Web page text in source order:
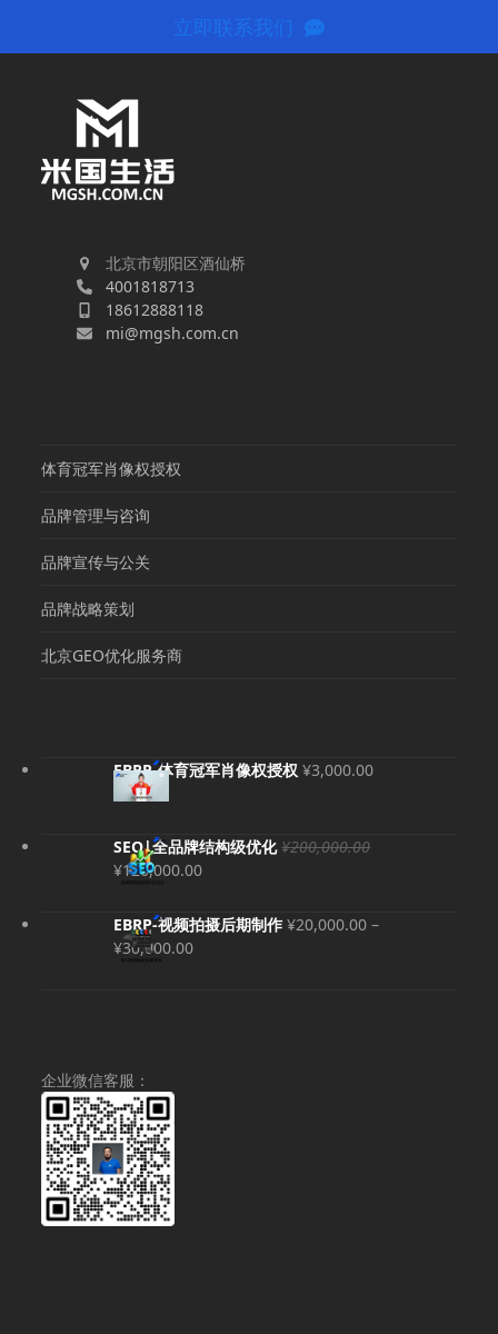
立即联系我们
北京市朝阳区酒仙桥
4001818713
18612888118
mi@mgsh.com.cn
体育冠军肖像权授权
品牌管理与咨询
品牌宣传与公关
品牌战略策划
北京GEO优化服务商
EBRP-体育冠军肖像权授权 ¥3,000.00
SEO|全品牌结构级优化 ¥200,000.00
原
为：
¥200,000.00。
¥120,000.00当
价
格
EBRP-视频拍摄后期制作 ¥20,000.00 –
¥30,000.00价
企业微信客服：